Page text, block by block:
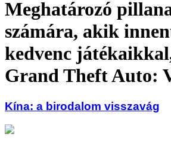
Meghatározó
számára, akik
kedvenc
Grand Theft Auto:
Kína: a birodalom visszavág